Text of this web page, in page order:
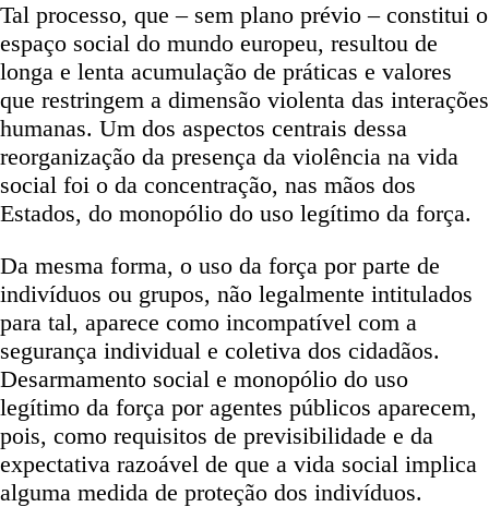
Tal processo, que – sem plano prévio – constitui o
espaço social do mundo europeu, resultou de
longa e lenta acumulação de práticas e valores
que restringem a dimensão violenta das interações
humanas. Um dos aspectos centrais dessa
reorganização da presença da violência na vida
social foi o da concentração, nas mãos dos
Estados, do monopólio do uso legítimo da força.
Da mesma forma, o uso da força por parte de
indivíduos ou grupos, não legalmente intitulados
para tal, aparece como incompatível com a
segurança individual e coletiva dos cidadãos.
Desarmamento social e monopólio do uso
legítimo da força por agentes públicos aparecem,
pois, como requisitos de previsibilidade e da
expectativa razoável de que a vida social implica
alguma medida de proteção dos indivíduos.